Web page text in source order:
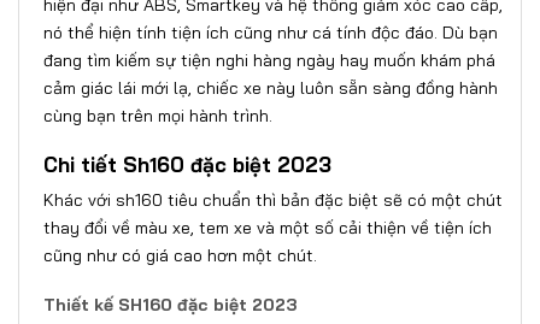
hiện đại như ABS, Smartkey và hệ thống giảm xóc cao cấp,
nó thể hiện tính tiện ích cũng như cá tính độc đáo. Dù bạn
đang tìm kiếm sự tiện nghi hàng ngày hay muốn khám phá
cảm giác lái mới lạ, chiếc xe này luôn sẵn sàng đồng hành
cùng bạn trên mọi hành trình.
Chi tiết Sh160 đặc biệt 2023
Khác với sh160 tiêu chuẩn thì bản đặc biệt sẽ có một chút
thay đổi về màu xe, tem xe và một số cải thiện về tiện ích
cũng như có giá cao hơn một chút.
Thiết kế SH160 đặc biệt 2023